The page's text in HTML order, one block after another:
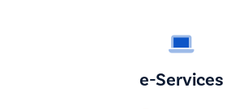
e-Services